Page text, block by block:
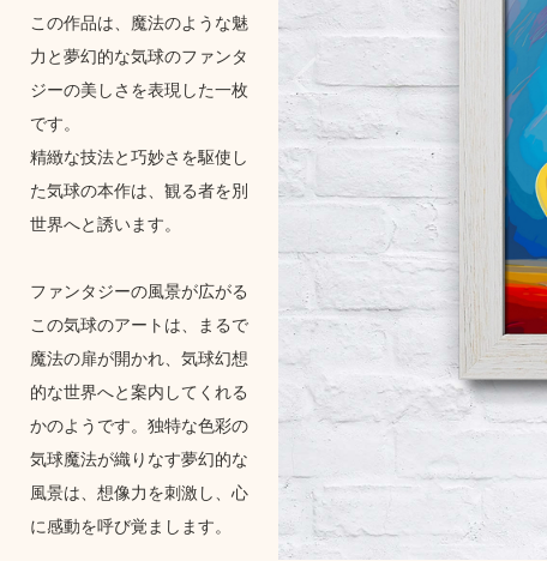
この作品は、魔法のような魅
力と夢幻的な気球のファンタ
ジーの美しさを表現した一枚
です。
精緻な技法と巧妙さを駆使し
た気球の本作は、観る者を別
世界へと誘います。
ファンタジーの風景が広がる
この気球のアートは、まるで
魔法の扉が開かれ、気球幻想
的な世界へと案内してくれる
かのようです。独特な色彩の
気球魔法が織りなす夢幻的な
風景は、想像力を刺激し、心
に感動を呼び覚まします。